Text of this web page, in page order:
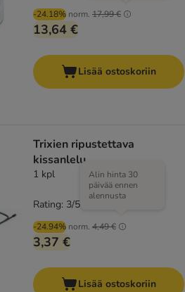
-24.18% norm. 17,99 €
13,64 €
Lisää ostoskoriin
Trixien ripustettava
kissanlelu
1 kpl
-24.94% norm. 4,49 €
Alin hinta 30
päivää ennen
alennusta
3,37 €
Rating: 3/5
Lisää ostoskoriin